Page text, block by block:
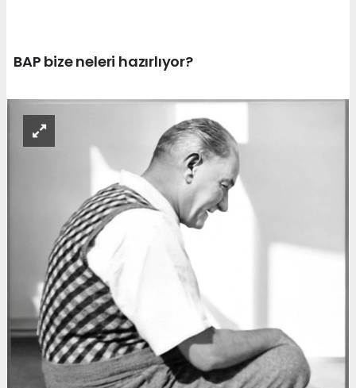
BAP bize neleri hazırlıyor?